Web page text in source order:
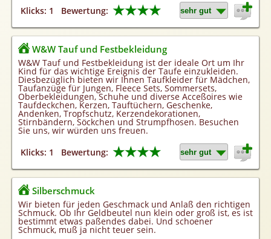
Klicks: 1
Bewertung: ★★★★
W&W Tauf und Festbekleidung
W&W Tauf und Festbekleidung ist der ideale Ort um Ihr
Kind für das wichtige Ereignis der Taufe einzukleiden.
Diesbezüglich bieten wir Ihnen Taufkleider für Mädchen,
Taufanzüge für Jungen, Fleece Sets, Sommersets,
Oberbekleidungen, Schuhe und diverse Acceßoires wie
Taufdeckchen, Kerzen, Tauftüchern, Geschenke,
Andenken, Tropfschutz, Kerzendekorationen,
Stirnbändern, Söckchen und Strumpfhosen. Besuchen
Sie uns, wir würden uns freuen.
Klicks: 1
Bewertung: ★★★★
Silberschmuck
Wir bieten für jeden Geschmack und Anlaß den richtigen
Schmuck. Ob Ihr Geldbeutel nun klein oder groß ist, es ist
bestimmt etwas paßendes dabei. Und schoener
Schmuck, muß ja nicht teuer sein.